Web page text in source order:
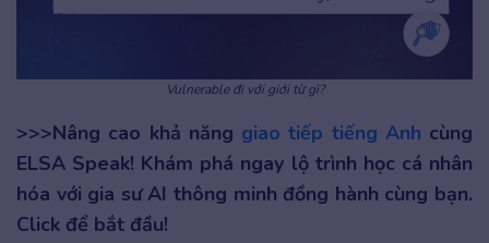
Vulnerable đi với giới từ gì?
>>>Nâng cao khả năng giao tiếp tiếng Anh cùng
ELSA Speak! Khám phá ngay lộ trình học cá nhân
hóa với gia sư AI thông minh đồng hành cùng bạn.
Click để bắt đầu!